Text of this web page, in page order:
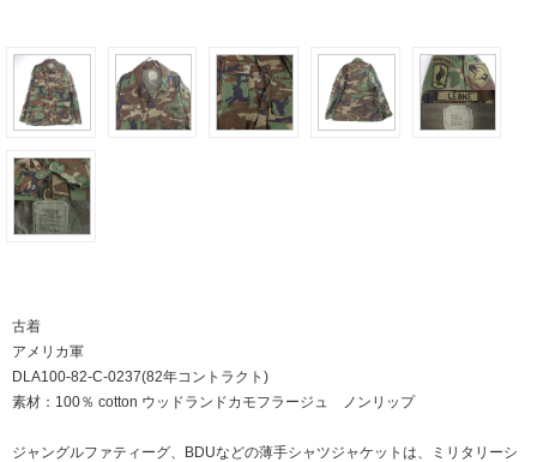
古着
アメリカ軍
DLA100-82-C-0237(82年コントラクト)
素材：100％ cotton ウッドランドカモフラージュ ノンリップ
ジャングルファティーグ、BDUなどの薄手シャツジャケットは、ミリタリーシ